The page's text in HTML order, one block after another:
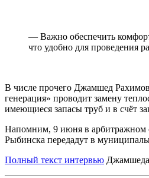
— Важно обеспечить
что удобно для проведения
В числе прочего Джамшед Рахимов
генерация» проводит замену
имеющиеся запасы труб и в счёт
Напомним, 9 июня в арбитражном
Рыбинска передадут в
Полный текст интервью Джамшеда